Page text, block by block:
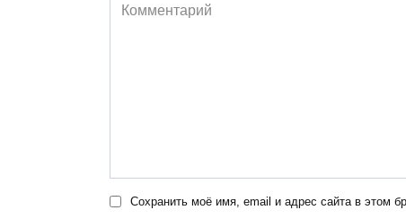
Комментарий
Сохранить моё имя, email и адрес сайта в этом